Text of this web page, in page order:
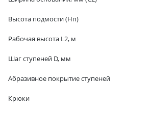
Высота подмости (Hп)
Рабочая высота L2, м
Шаг ступеней D, мм
Абразивное покрытие ступеней
Крюки